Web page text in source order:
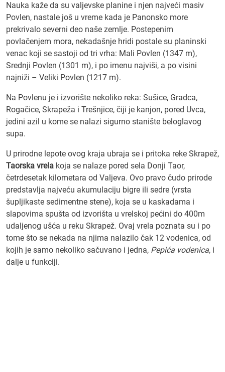
Nauka kaže da su valjevske planine i njen najveći masiv
Povlen, nastale još u vreme kada je Panonsko more
prekrivalo severni deo naše zemlje. Postepenim
povlačenjem mora, nekadašnje hridi postale su planinski
venac koji se sastoji od tri vrha: Mali Povlen (1347 m),
Srednji Povlen (1301 m), i po imenu najviši, a po visini
najniži – Veliki Povlen (1217 m).
Na Povlenu je i izvorište nekoliko reka: Sušice, Gradca,
Rogačice, Skrapeža i Trešnjice, čiji je kanjon, pored Uvca,
jedini azil u kome se nalazi sigurno stanište beloglavog
supa.
U prirodne lepote ovog kraja ubraja se i pritoka reke Skrapež,
Taorska vrela koja se nalaze pored sela Donji Taor,
četrdesetak kilometara od Valjeva. Ovo pravo čudo prirode
predstavlja najveću akumulaciju bigre ili sedre (vrsta
šupljikaste sedimentne stene), koja se u kaskadama i
slapovima spušta od izvorišta u vrelskoj pećini do 400m
udaljenog ušća u reku Skrapež. Ovaj vrela poznata su i po
tome što se nekada na njima nalazilo čak 12 vodenica, od
kojih je samo nekoliko sačuvano i jedna, Pepića vodenica, i
dalje u funkciji.